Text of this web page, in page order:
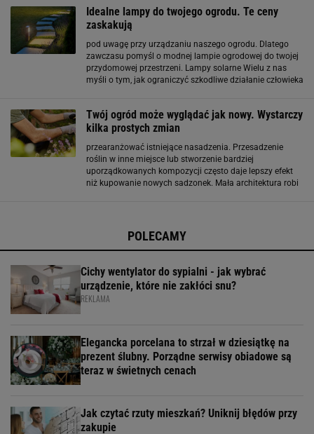
Idealne lampy do twojego ogrodu. Te ceny
zaskakują
pod uwagę przy urządzaniu naszego ogrodu. Dlatego
zawczasu pomyśl o modnej lampie ogrodowej do twojej
przydomowej przestrzeni. Lampy solarne Wielu z nas
myśli o tym, jak ograniczyć szkodliwe działanie człowieka
Twój ogród może wyglądać jak nowy. Wystarczy
kilka prostych zmian
przearanżować istniejące nasadzenia. Przesadzenie
roślin w inne miejsce lub stworzenie bardziej
uporządkowanych kompozycji często daje lepszy efekt
niż kupowanie nowych sadzonek. Mała architektura robi
POLECAMY
Cichy wentylator do sypialni - jak wybrać
urządzenie, które nie zakłóci snu?
REKLAMA
Elegancka porcelana to strzał w dziesiątkę na
prezent ślubny. Porządne serwisy obiadowe są
teraz w świetnych cenach
Jak czytać rzuty mieszkań? Uniknij błędów przy
zakupie